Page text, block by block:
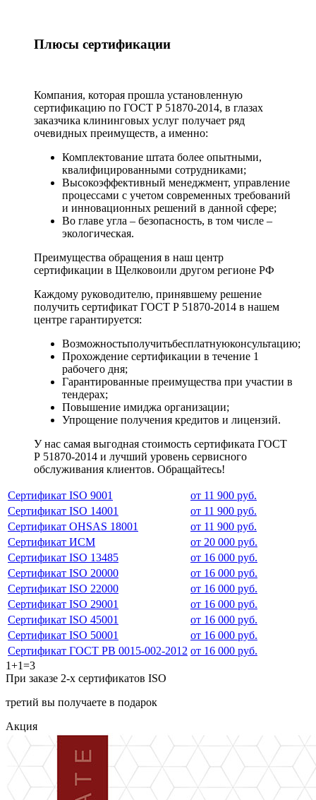
Плюсы сертификации
Компания, которая прошла установленную
сертификацию по ГОСТ Р 51870-2014, в глазах
заказчика клининговых услуг получает ряд
очевидных преимуществ, а именно:
Комплектование штата более опытными,
квалифицированными сотрудниками;
Высокоэффективный менеджмент, управление
процессами с учетом современных требований
и инновационных решений в данной сфере;
Во главе угла – безопасность, в том числе –
экологическая.
Преимущества обращения в наш центр
сертификации в Щелковоили другом регионе РФ
Каждому руководителю, принявшему решение
получить сертификат ГОСТ Р 51870-2014 в нашем
центре гарантируется:
Возможностьполучитьбесплатнуюконсультацию;
Прохождение сертификации в течение 1
рабочего дня;
Гарантированные преимущества при участии в
тендерах;
Повышение имиджа организации;
Упрощение получения кредитов и лицензий.
У нас самая выгодная стоимость сертификата ГОСТ
Р 51870-2014 и лучший уровень сервисного
обслуживания клиентов. Обращайтесь!
Сертификат ISO 9001
от 11 900 руб.
Сертификат ISO 14001
от 11 900 руб.
Сертификат OHSAS 18001
от 11 900 руб.
Сертификат ИСМ
от 20 000 руб.
Сертификат ISO 13485
от 16 000 руб.
Сертификат ISO 20000
от 16 000 руб.
Сертификат ISO 22000
от 16 000 руб.
Сертификат ISO 29001
от 16 000 руб.
Сертификат ISO 45001
от 16 000 руб.
Сертификат ISO 50001
от 16 000 руб.
Сертификат ГОСТ РВ 0015-002-2012 от 16 000 руб.
1+1=3
При заказе 2-х сертификатов ISO
третий вы получаете в подарок
Акция